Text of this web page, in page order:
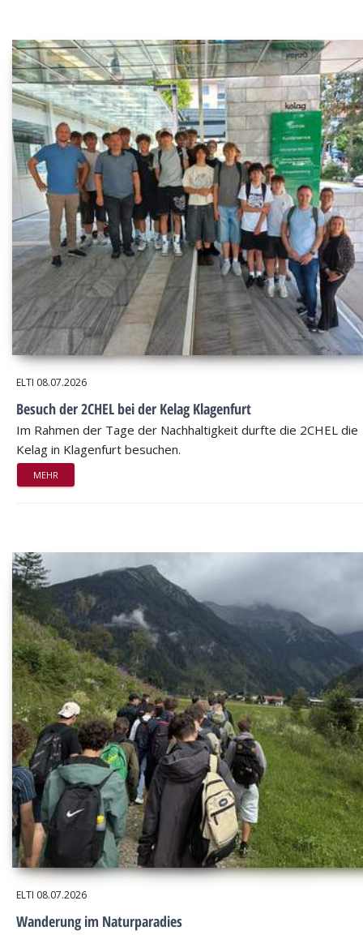
ELTI 08.07.2026
Besuch der 2CHEL bei der Kelag Klagenfurt
Im Rahmen der Tage der Nachhaltigkeit durfte die 2CHEL die
Kelag in Klagenfurt besuchen.
MEHR
ELTI 08.07.2026
Wanderung im Naturparadies